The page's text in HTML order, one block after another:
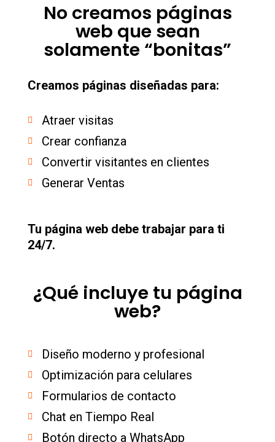
No creamos páginas
web que sean
solamente “bonitas”
Creamos páginas diseñadas para:
Atraer visitas
Crear confianza
Convertir visitantes en clientes
Generar Ventas
Tu página web debe trabajar para ti
24/7.
¿Qué incluye tu página
web?
Diseño moderno y profesional
Optimización para celulares
Formularios de contacto
Chat en Tiempo Real
Botón directo a WhatsApp